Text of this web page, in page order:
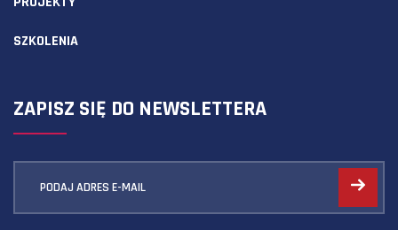
SZKOLENIA
ZAPISZ SIĘ DO NEWSLETTERA
PODAJ ADRES E-MAIL